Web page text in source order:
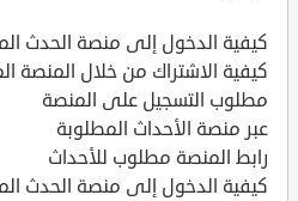
كيفية الدخول إلى منصة الحدث
كيفية الاشتراك من خلال المنصة
مطلوب التسجيل على المنصة
عبر منصة الأحداث المطلوبة
رابط المنصة مطلوب للأحداث
كيفية الدخول إلى منصة الحدث